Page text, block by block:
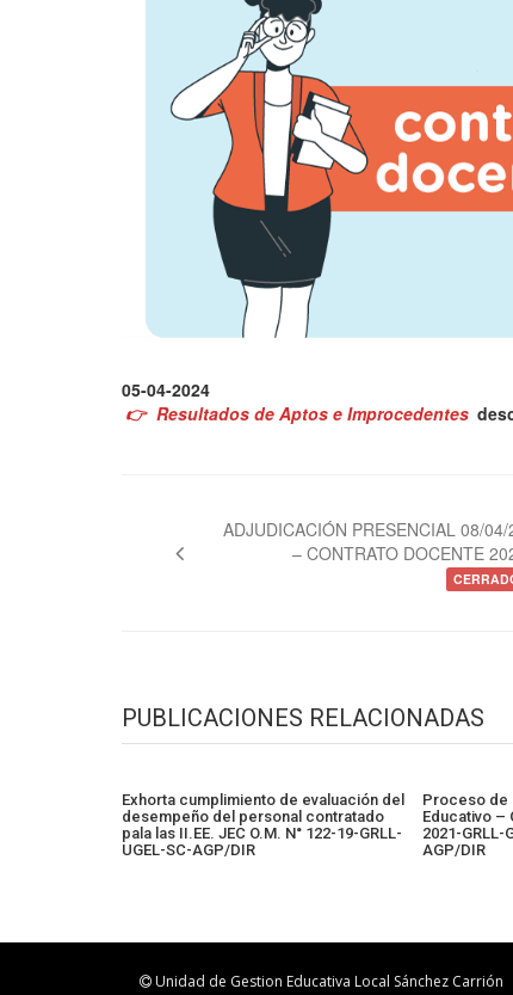
05-04-2024
👉 Resultados de Aptos e Improcedentes
entradas
ADJUDICACIÓN PRESENCIAL 08/04/
– CONTRATO DOCENTE
PUBLICACIONES RELACIONADAS
Exhorta cumplimiento de evaluación del
desempeño del personal contratado
pala las II.EE. JEC O.M. N° 122-19-GRLL-
UGEL-SC-AGP/DIR
Proceso de
Educativo –
2021-GRLL-
AGP/DIR
Unidad de Gestion Educativa Local Sánchez Carrión